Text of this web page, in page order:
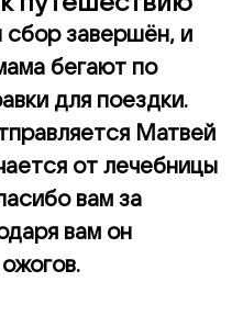
сбор завершён, и
бегают по
для поездки.
Матвей
от лечебницы
вам за
вам он